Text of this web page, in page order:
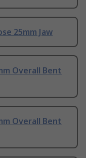
25mm Jaw
Overall Bent
Overall Bent